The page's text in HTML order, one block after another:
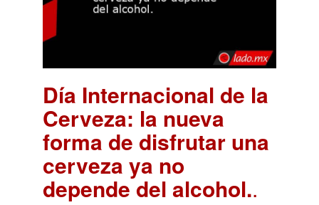
Día Internacional de la
Cerveza: la nueva
forma de disfrutar una
cerveza ya no
depende del alcohol..